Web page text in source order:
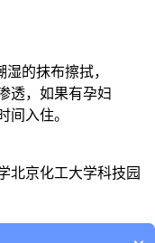
的抹布擦拭，
透，如果有孕妇
间入住。
北京化工大学科技园